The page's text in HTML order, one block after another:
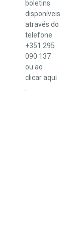
boletins
disponíveis
através do
telefone
+351 295
090 137
ou ao
clicaraqui